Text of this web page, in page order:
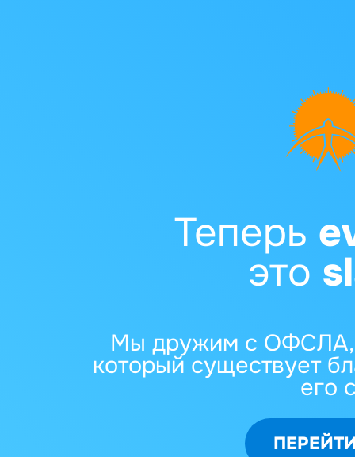
Теперь
это
Мы дружим с ОФСЛА,
который существует
его